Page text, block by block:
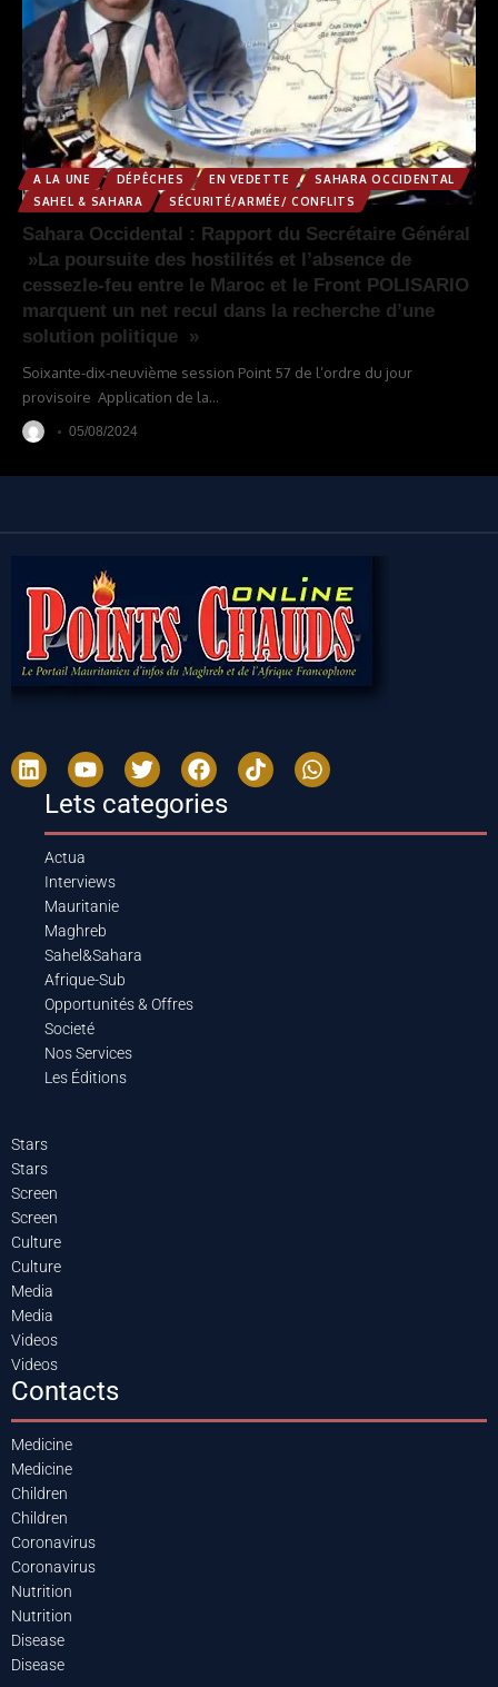
A LA UNE DÉPÊCHES EN VEDETTE
SAHARA OCCIDENTAL
SAHEL & SAHARA
SÉCURITÉ/ARMÉE/ CONFLITS
Sahara Occidental : Rapport du Secrétaire Général
»La poursuite des hostilités et l’absence de
cessezle-feu entre le Maroc et le Front POLISARIO
marquent un net recul dans la recherche d’une
solution politique »
Soixante-dix-neuvième session Point 57 de l’ordre du jour
provisoire Application de la…
05/08/2024
Lets categories
Actua
Interviews
Mauritanie
Maghreb
Sahel&Sahara
Afrique-Sub
Opportunités & Offres
Societé
Nos Services
Les Éditions
Stars
Stars
Screen
Screen
Culture
Culture
Media
Media
Videos
Videos
Contacts
Medicine
Medicine
Children
Children
Coronavirus
Coronavirus
Nutrition
Nutrition
Disease
Disease